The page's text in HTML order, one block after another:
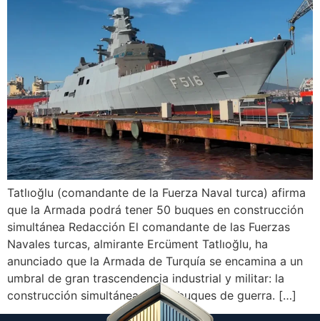
Tatlıoğlu (comandante de la Fuerza Naval turca) afirma
que la Armada podrá tener 50 buques en construcción
simultánea Redacción El comandante de las Fuerzas
Navales turcas, almirante Ercüment Tatlıoğlu, ha
anunciado que la Armada de Turquía se encamina a un
umbral de gran trascendencia industrial y militar: la
construcción simultánea de 50 buques de guerra. […]